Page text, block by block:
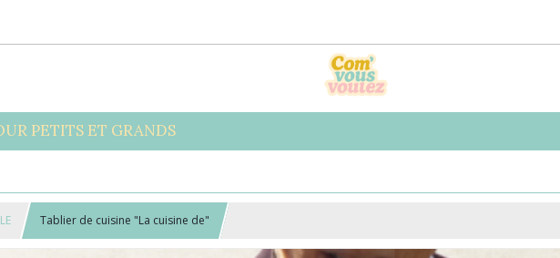
PETITS ET GRANDS
Tablier de cuisine "La cuisine de"